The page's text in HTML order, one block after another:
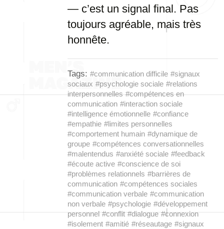
— c’est un signal final. Pas
toujours agréable, mais très
honnête.
Tags: #communication difficile #signaux
sociaux #psychologie sociale #relations
interpersonnelles #compétences en
communication #interaction sociale
#intelligence émotionnelle #confiance
#empathie #limites personnelles
#comportement humain #dynamique de
groupe #compétences conversationnelles
#malentendus #anxiété sociale #feedback
#écoute active #conscience de soi
#problèmes relationnels #barrières de
communication #compétences sociales
#communication verbale #communication
non verbale #psychologie #développement
personnel #conflit #dialogue #connexion
#isolement #amitié #réseautage #signaux